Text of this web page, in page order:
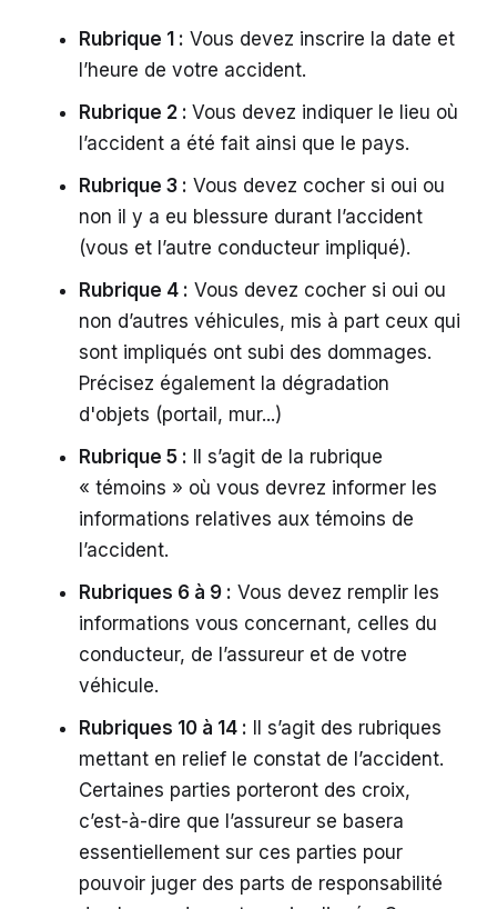
Rubrique 1 : Vous devez inscrire la date et
l’heure de votre accident.
Rubrique 2 :Vous devez indiquer le lieu où
l’accident a été fait ainsi que le pays.
Rubrique 3 : Vous devez cocher si oui ou
non il y a eu blessure durant l’accident
(vous et l’autre conducteur impliqué).
Rubrique 4 : Vous devez cocher si oui ou
non d’autres véhicules, mis à part ceux qui
sont impliqués ont subi des dommages.
Précisez également la dégradation
d'objets (portail, mur...)
Rubrique 5 : Il s’agit de la rubrique
« témoins » où vous devrez informer les
informations relatives aux témoins de
l’accident.
Rubriques 6 à 9 : Vous devez remplir les
informations vous concernant, celles du
conducteur, de l’assureur et de votre
véhicule.
Rubriques 10 à 14 : Il s’agit des rubriques
mettant en relief le constat de l’accident.
Certaines parties porteront des croix,
c’est-à-dire que l’assureur se basera
essentiellement sur ces parties pour
pouvoir juger des parts de responsabilité